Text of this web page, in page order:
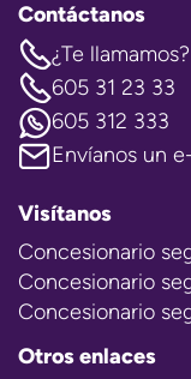
Contáctanos
¿Te llamamos?
605 31 23 33
605 312 333
Envíanos un
Visítanos
Concesionario
Concesionario
Concesionario
Otros enlaces